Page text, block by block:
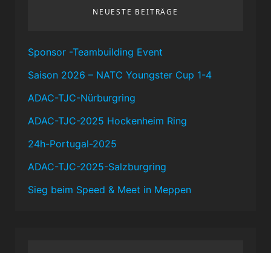
NEUESTE BEITRÄGE
Sponsor -Teambuilding Event
Saison 2026 – NATC Youngster Cup 1-4
ADAC-TJC-Nürburgring
ADAC-TJC-2025 Hockenheim Ring
24h-Portugal-2025
ADAC-TJC-2025-Salzburgring
Sieg beim Speed & Meet in Meppen